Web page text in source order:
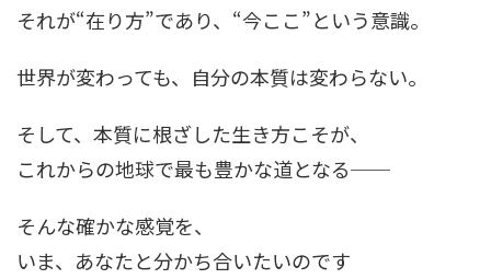
それが“在り方”であり、“今ここ”という意識。
世界が変わっても、自分の本質は変わらない。
そして、本質に根ざした生き方こそが、
これからの地球で最も豊かな道となる──
そんな確かな感覚を、
いま、あなたと分かち合いたいのです